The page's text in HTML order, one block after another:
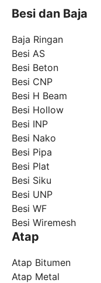
Besi dan Baja
Baja Ringan
Besi AS
Besi Beton
Besi CNP
Besi H Beam
Besi Hollow
Besi INP
Besi Nako
Besi Pipa
Besi Plat
Besi Siku
Besi UNP
Besi WF
Besi Wiremesh
Atap
Atap Bitumen
Atap Metal